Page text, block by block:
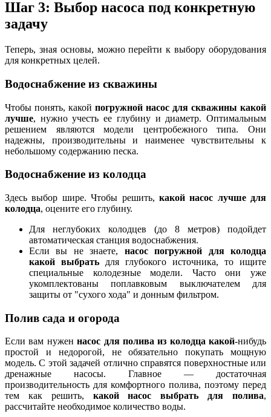
Шаг 3: Выбор насоса под конкретную
задачу
Теперь, зная основы, можно перейти к выбору оборудования
для конкретных целей.
Водоснабжение из скважины
Чтобы понять, какой погружной насос для скважины какой
лучше, нужно учесть ее глубину и диаметр. Оптимальным
решением являются модели центробежного типа. Они
надежны, производительны и наименее чувствительны к
небольшому содержанию песка.
Водоснабжение из колодца
Здесь выбор шире. Чтобы решить, какой насос лучше для
колодца, оцените его глубину.
Для неглубоких колодцев (до 8 метров) подойдет
автоматическая станция водоснабжения.
Если вы не знаете, насос погружной для колодца
какой выбрать для глубокого источника, то ищите
специальные колодезные модели. Часто они уже
укомплектованы поплавковым выключателем для
защиты от "сухого хода" и донным фильтром.
Полив сада и огорода
Если вам нуженнасос для полива из колодца какой-нибудь
простой и недорогой, не обязательно покупать мощную
модель. С этой задачей отлично справятся поверхностные или
дренажные насосы. Главное — достаточная
производительность для комфортного полива, поэтому перед
тем как решить, какой насос выбрать для полива,
рассчитайте необходимое количество воды.